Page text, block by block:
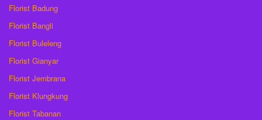
Florist Badung
Florist Bangli
Florist Buleleng
Florist Gianyar
Florist Jembrana
Florist Klungkung
Florist Tabanan